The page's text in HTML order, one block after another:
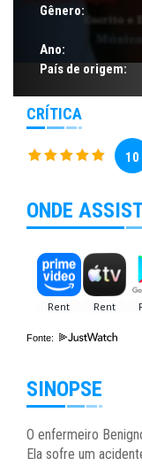
Gênero:
Ano:
País de origem:
CRÍTICA
10
ONDE
Fonte:
SINOPSE
O enfermeiro
Ela sofre um